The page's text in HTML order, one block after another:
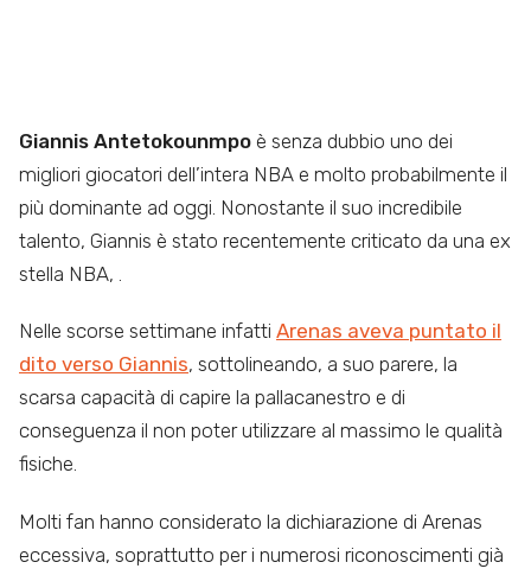
Giannis Antetokounmpo è senza dubbio uno dei
migliori giocatori dell’intera NBA e molto probabilmente il
più dominante ad oggi. Nonostante il suo incredibile
talento, Giannis è stato recentemente criticato da una ex
stella NBA,
Nelle scorse settimane infatti Arenas aveva puntato il
dito verso Giannis, sottolineando, a suo parere, la
scarsa capacità di capire la pallacanestro e di
conseguenza il non poter utilizzare al massimo le qualità
fisiche.
Molti fan hanno considerato la dichiarazione di Arenas
eccessiva, soprattutto per i numerosi riconoscimenti già